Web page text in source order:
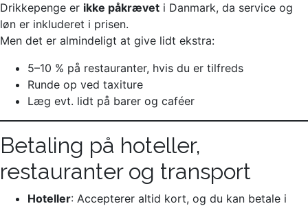
Drikkepenge er ikke påkrævet i Danmark, da service og
løn er inkluderet i prisen.
Men det er almindeligt at give lidt ekstra:
5–10 % på restauranter, hvis du er tilfreds
Runde op ved taxiture
Læg evt. lidt på barer og caféer
Betaling på hoteller,
restauranter og transport
Hoteller: Accepterer altid kort, og du kan betale i